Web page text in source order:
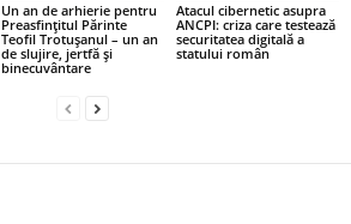
Un an de arhierie pentru
Preasfințitul Părinte
Teofil Trotușanul – un an
de slujire, jertfă și
binecuvântare
Atacul cibernetic asupra
ANCPI: criza care testează
securitatea digitală a
statului român